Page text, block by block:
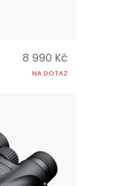
8 990 Kč
NA DOTAZ